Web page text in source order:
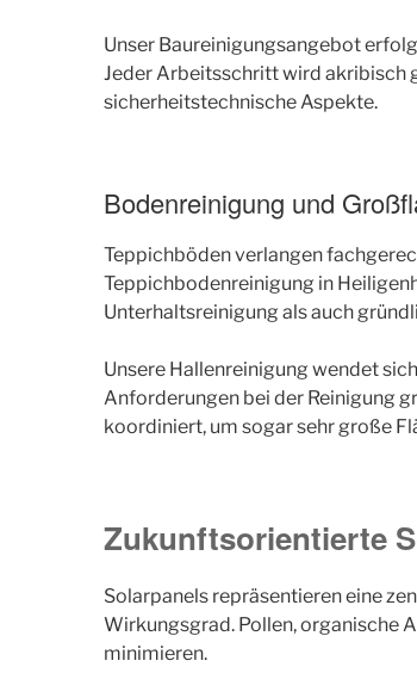
Unser Baureinigungsangebot
Jeder Arbeitsschritt wird akribisch
sicherheitstechnische Aspekte.
Bodenreinigung und
Teppichböden verlangen
Teppichbodenreinigung in
Unterhaltsreinigung als auch
Unsere Hallenreinigung wendet
Anforderungen bei der Reinigung
koordiniert, um sogar sehr große
Zukunftsorientierte
Solarpanels repräsentieren eine
Wirkungsgrad. Pollen, organische
minimieren.